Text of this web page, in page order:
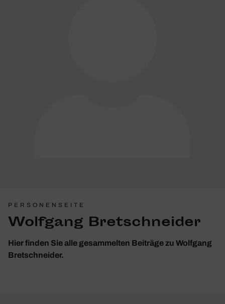
PERSONENSEITE
Wolfgang Bretschneider
Hier finden Sie alle gesammelten Beiträge zu Wolfgang
Bretschneider.